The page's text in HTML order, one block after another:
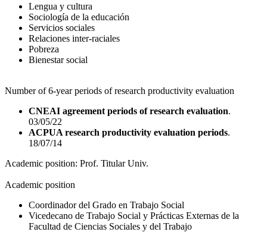
Lengua y cultura
Sociología de la educación
Servicios sociales
Relaciones inter-raciales
Pobreza
Bienestar social
Number of 6-year periods of research productivity evaluation
CNEAI agreement periods of research evaluation.
03/05/22
ACPUA research productivity evaluation periods.
18/07/14
Academic position: Prof. Titular Univ.
Academic position
Coordinador del Grado en Trabajo Social
Vicedecano de Trabajo Social y Prácticas Externas de la
Facultad de Ciencias Sociales y del Trabajo